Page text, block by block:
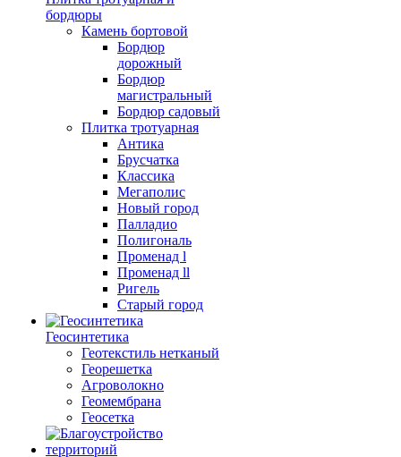
бордюры
Камень бортовой
Бордюр
дорожный
Бордюр
магистральный
Бордюр садовый
Плитка тротуарная
Антика
Брусчатка
Классика
Мегаполис
Новый город
Палладио
Полигональ
Променад l
Променад ll
Ригель
Старый город
Геосинтетика
Геотекстиль нетканый
Георешетка
Агроволокно
Геомембрана
Геосетка